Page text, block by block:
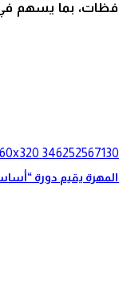
بما يسهم
يقيم دورة